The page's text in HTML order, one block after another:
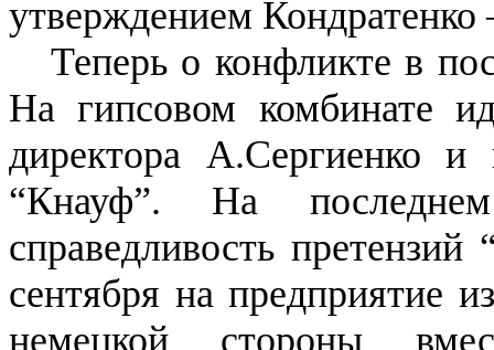
утверждением
Теперь о конфликте в
На гипсовом комбинате
директора А.Сергиенко
“Кнауф”. На
справедливость
сентября на предприятие
немецкой стороны